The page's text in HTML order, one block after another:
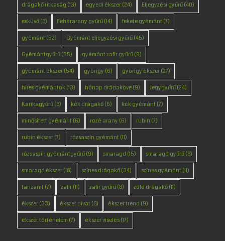
drágakő ritkaság (13) egyedi ékszer(24) Eljegyzési gyűrű(40)
esküvő(8) Fehérarany gyűrű(14) fekete gyémánt (7)
gyémánt (52) Gyémánt eljegyzési gyűrű(45)
Gyémántgyűrű(55) gyémánt zafír gyűrű(9)
gyémánt ékszer(54) gyöngy (6) gyöngy ékszer(27)
híres gyémántok(13) hónap drágaköve(9) Jegygyűrű(24)
Karikagyűrű(8) kék drágakő(6) kék gyémánt (7)
minősített gyémánt (6) rozé arany (6) rubin (7)
rubin ékszer(7) rózsaszín gyémánt (11)
rózsaszín gyémántgyűrű(9) smaragd (15) smaragd gyűrű(8)
smaragd ékszer(18) színes drágakő(34) színes gyémánt (11)
tanzanit (7) zafír(11) zafír gyűrű(8) zöld drágakő(11)
ékszer(33) ékszer divat (8) ékszer trend (9)
ékszer történelem (7) ékszer viselés(17)